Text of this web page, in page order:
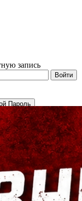
запись